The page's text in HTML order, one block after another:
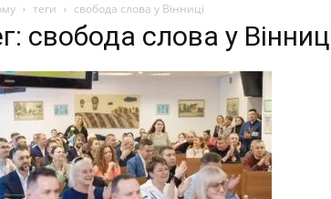
теги свобода слова у Вінниці
свобода слова у